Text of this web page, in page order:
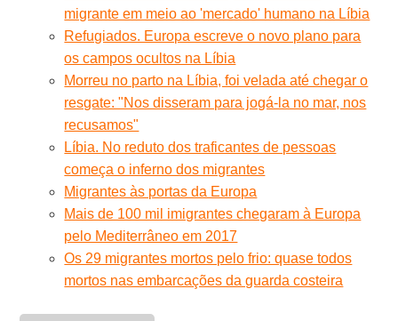
migrante em meio ao 'mercado' humano na Líbia
Refugiados. Europa escreve o novo plano para
os campos ocultos na Líbia
Morreu no parto na Líbia, foi velada até chegar o
resgate: "Nos disseram para jogá-la no mar, nos
recusamos"
Líbia. No reduto dos traficantes de pessoas
começa o inferno dos migrantes
Migrantes às portas da Europa
Mais de 100 mil imigrantes chegaram à Europa
pelo Mediterrâneo em 2017
Os 29 migrantes mortos pelo frio: quase todos
mortos nas embarcações da guarda costeira